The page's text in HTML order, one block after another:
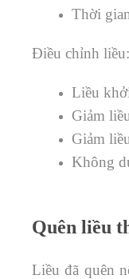
Thời
Điều chỉnh liều:
Liều
Giảm
Giảm
Không
Quên liều
Liều đã quên